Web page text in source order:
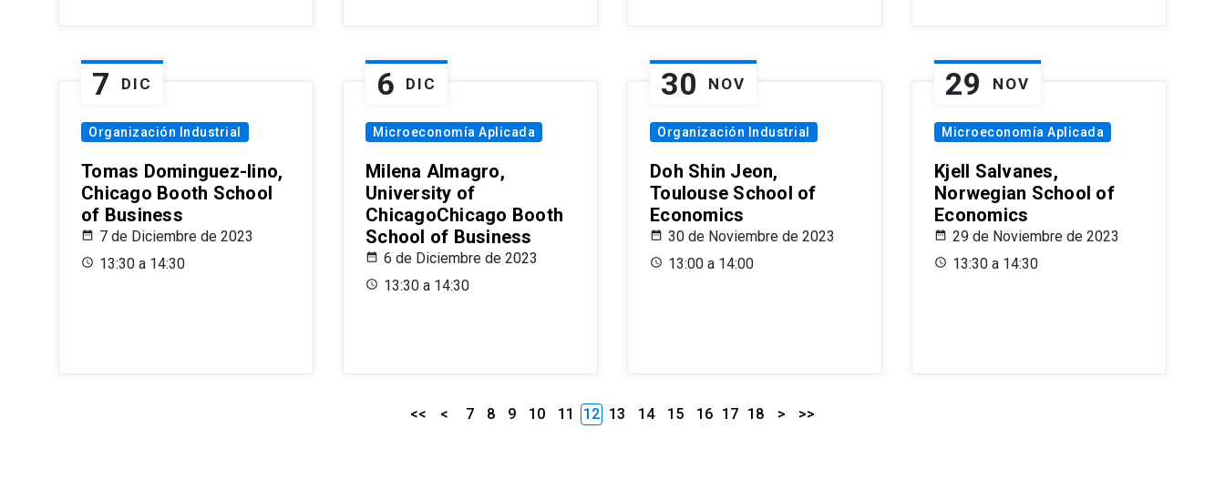
7 DIC
Organización Industrial
Tomas Dominguez-Iino,
Chicago Booth School
of Business
7 de Diciembre de 2023
13:30 a 14:30
6 DIC
Microeconomía Aplicada
Milena Almagro,
University of
ChicagoChicago Booth
School of Business
6 de Diciembre de 2023
13:30 a 14:30
30 NOV
Organización Industrial
Doh Shin Jeon,
Toulouse School of
Economics
30 de Noviembre de 2023
13:00 a 14:00
29 NOV
Microeconomía Aplicada
Kjell Salvanes,
Norwegian School of
Economics
29 de Noviembre de 2023
13:30 a 14:30
<< < 7 8 9 10 11 12 13 14 15 16 17 18 > >>